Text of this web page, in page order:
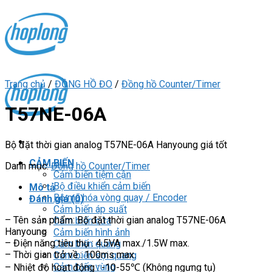
content
CẢM BIẾN
Cảm biến tiệm cận
Bộ điều khiển cảm biến
Bộ mã hóa vòng quay / Encoder
Cảm biến áp suất
Cảm biến cửa
Cảm biến hình ảnh
Cảm biến quang
Cảm biến sợi quang
Cảm biến vùng
Trang chủ / ĐỒNG HỒ ĐO / Đồng hồ Counter/Timer
T57NE-06A
Bộ đặt thời gian analog T57NE-06A Hanyoung giá tốt
Danh mục:Đồng hồ Counter/Timer
Mô tả
Đánh giá (0)
– Tên sản phẩm: Bộ đặt thời gian analog T57NE-06A
Hanyoung
– Điện năng tiêu thụ : 4.5VA max./1.5W max.
– Thời gian trở về : 100ms max.
– Nhiệt độ hoạt động : -10-55℃ (Không ngưng tụ)